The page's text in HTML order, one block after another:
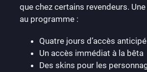
que chez certains revendeurs.
au programme :
Quatre jours d’accès anticipé
Un accès immédiat à la bêta
Des skins pour les